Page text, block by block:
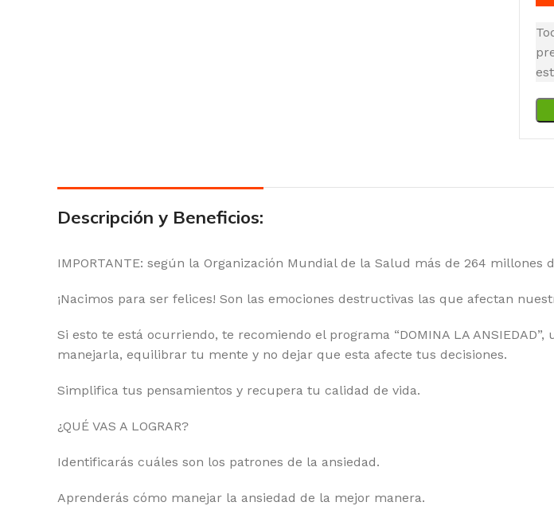
Descripción y Beneficios:
IMPORTANTE: según la Organización Mundial de la Salud más de 264
¡Nacimos para ser felices! Son las emociones destructivas las que afectan
Si esto te está ocurriendo, te recomiendo el programa “DOMINA LA
manejarla, equilibrar tu mente y no dejar que esta afecte tus decisiones.
Simplifica tus pensamientos y recupera tu calidad de vida.
¿QUÉ VAS A LOGRAR?
Identificarás cuáles son los patrones de la ansiedad.
Aprenderás cómo manejar la ansiedad de la mejor manera.